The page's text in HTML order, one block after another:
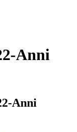
Anni
Anni